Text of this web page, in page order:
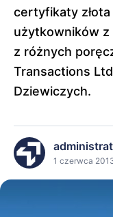
certyfikaty
użytkowników z
z różnych
Transactions
Dziewiczych.
1 czerwca